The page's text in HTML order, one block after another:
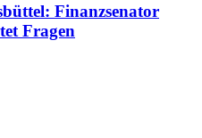
Finanzsenator
Fragen